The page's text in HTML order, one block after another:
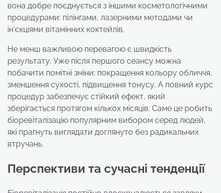
вона добре поєднується з іншими косметологічними
процедурами: пілінгами, лазерними методами чи
ін’єкціями вітамінних коктейлів.
Не менш важливою перевагою є швидкість
результату. Уже після першого сеансу можна
побачити помітні зміни: покращення кольору обличчя,
зменшення сухості, підвищення тонусу. А повний курс
процедур забезпечує стійкий ефект, який
зберігається протягом кількох місяців. Саме це робить
біоревіталізацію популярним вибором серед людей,
які прагнуть виглядати доглянуто без радикальних
втручань.
Перспективи та сучасні тенденції